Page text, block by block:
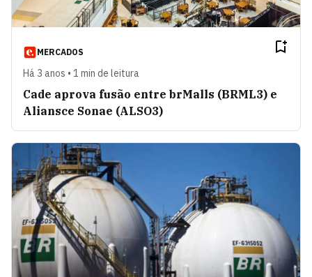
MERCADOS
Há 3 anos • 1 min de leitura
Cade aprova fusão entre brMalls (BRML3) e
Aliansce Sonae (ALSO3)